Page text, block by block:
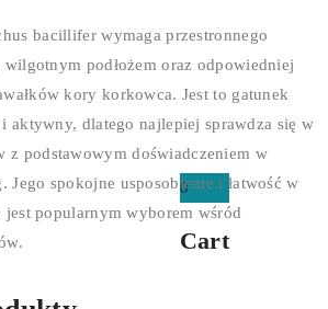
0
Cart
bacillifer wymaga przestronnego
podłożem oraz odpowiedniej
kory korkowca. Jest to gatunek
aktywny, dlatego najlepiej sprawdza się w
z podstawowym doświadczeniem w
Jego spokojne usposobienie i łatwość w
popularnym wyborem wśród